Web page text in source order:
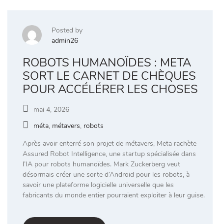
Posted by
admin26
ROBOTS HUMANOÏDES : META
SORT LE CARNET DE CHÈQUES
POUR ACCÉLÉRER LES CHOSES
mai 4, 2026
méta, métavers, robots
Après avoir enterré son projet de métavers, Meta rachète
Assured Robot Intelligence, une startup spécialisée dans
l’IA pour robots humanoïdes. Mark Zuckerberg veut
désormais créer une sorte d’Android pour les robots, à
savoir une plateforme logicielle universelle que les
fabricants du monde entier pourraient exploiter à leur guise.